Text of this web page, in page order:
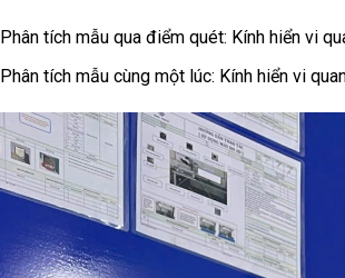
Phân tích mẫu qua điểm quét: Kính hiển vi
Phân tích mẫu cùng một lúc: Kính hiển vi